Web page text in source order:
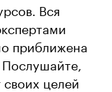
Вся
приближена
своих целей